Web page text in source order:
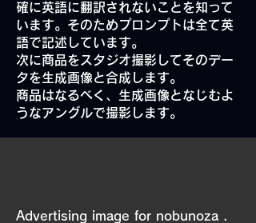
確に英語に翻訳されないことを知って
います。そのためプロンプトは全て英
語で記述しています。
​​次に商品をスタジオ撮影してそのデー
タを生成画像と合成します。
​商品はなるべく、生成画像となじむよ
うなアングルで撮影します。
Advertising image for nobunoza .